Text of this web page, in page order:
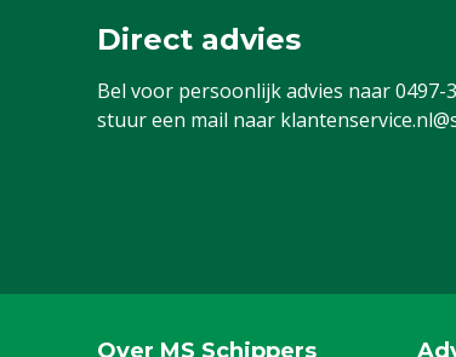
Direct advies
Bel voor persoonlijk advies naar0497-
stuur een mail naar
Over MS Schippers